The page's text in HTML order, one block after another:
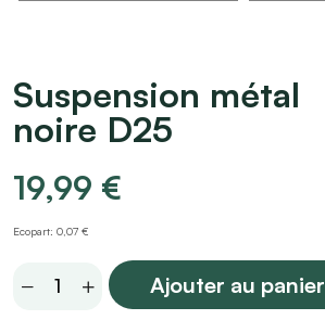
Suspension métal
noire D25
19,99 €
Ecopart: 0,07 €
Suspension
Ajouter au panier